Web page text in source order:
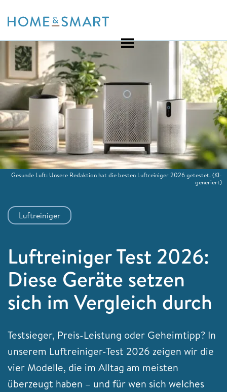
to
Luftreiniger
Luftreiniger Test 2026:
Diese Geräte setzen
sich im Vergleich durch
Testsieger, Preis-Leistung oder Geheimtipp? In
unserem Luftreiniger-Test 2026 zeigen wir die
vier Modelle, die im Alltag am meisten
überzeugt haben – und für wen sich welches
Gesunde Luft: Unsere Redaktion hat die besten Luftreiniger 2026 getestet.(KI-
generiert)